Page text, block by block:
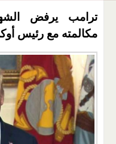
ترامب يرفض
مكالمته مع رئيس